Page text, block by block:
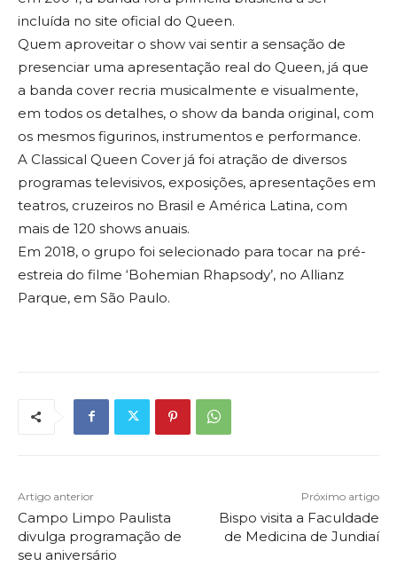
incluída no site oficial do Queen.
Quem aproveitar o show vai sentir a sensação de
presenciar uma apresentação real do Queen, já que
a banda cover recria musicalmente e visualmente,
em todos os detalhes, o show da banda original, com
os mesmos figurinos, instrumentos e performance.
A Classical Queen Cover já foi atração de diversos
programas televisivos, exposições, apresentações em
teatros, cruzeiros no Brasil e América Latina, com
mais de 120 shows anuais.
Em 2018, o grupo foi selecionado para tocar na pré-
estreia do filme ‘Bohemian Rhapsody’, no Allianz
Parque, em São Paulo.
Artigo anterior
Campo Limpo Paulista
divulga programação de
seu aniversário
Próximo artigo
Bispo visita a Faculdade
de Medicina de Jundiaí